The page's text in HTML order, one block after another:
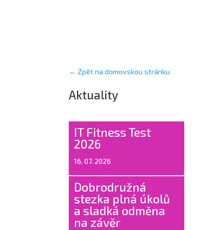
← Zpět na domovskou stránku
Aktuality
IT Fitness Test
2026
16. 07. 2026
Dobrodružná
stezka plná úkolů
a sladká odměna
na závěr